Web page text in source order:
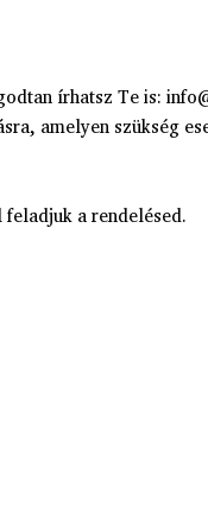
írhatsz Te is:
amelyen szükség
a rendelésed.